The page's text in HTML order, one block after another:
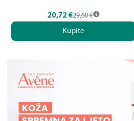
20,72 €29,60 €
Kupite